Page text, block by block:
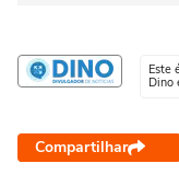
Este
Dino
Compartilhar